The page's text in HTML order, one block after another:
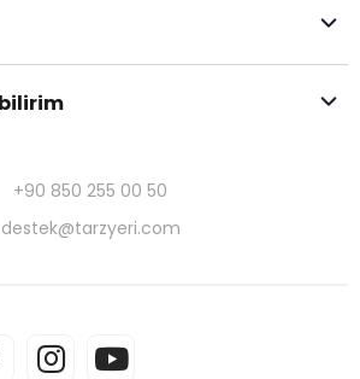
+90 850 255 00 50
destek@tarzyeri.com